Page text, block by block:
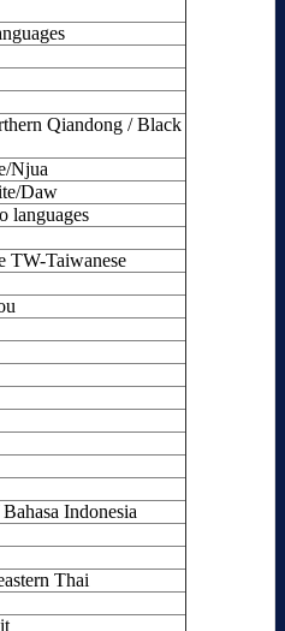
Qiandong / Black
Njua
Daw
languages
TW-Taiwanese
Indonesia
Thai